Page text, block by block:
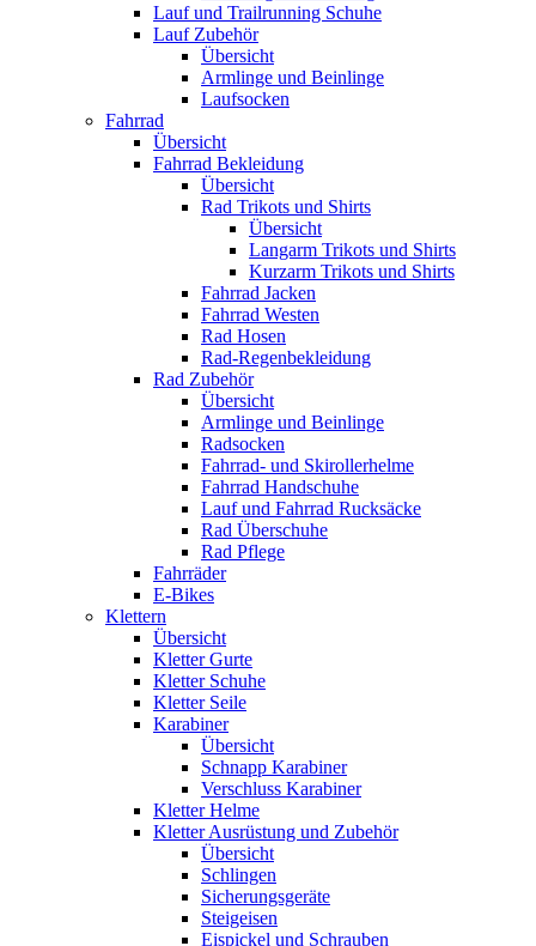
Lauf und Trailrunning Schuhe
Lauf Zubehör
Übersicht
Armlinge und Beinlinge
Laufsocken
Fahrrad
Übersicht
Fahrrad Bekleidung
Übersicht
Rad Trikots und Shirts
Übersicht
Langarm Trikots und Shirts
Kurzarm Trikots und Shirts
Fahrrad Jacken
Fahrrad Westen
Rad Hosen
Rad-Regenbekleidung
Rad Zubehör
Übersicht
Armlinge und Beinlinge
Radsocken
Fahrrad- und Skirollerhelme
Fahrrad Handschuhe
Lauf und Fahrrad Rucksäcke
Rad Überschuhe
Rad Pflege
Fahrräder
E-Bikes
Klettern
Übersicht
Kletter Gurte
Kletter Schuhe
Kletter Seile
Karabiner
Übersicht
Schnapp Karabiner
Verschluss Karabiner
Kletter Helme
Kletter Ausrüstung und Zubehör
Übersicht
Schlingen
Sicherungsgeräte
Steigeisen
Eispickel und Schrauben